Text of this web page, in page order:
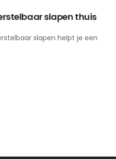
slapen thuis
slapen helpt je een